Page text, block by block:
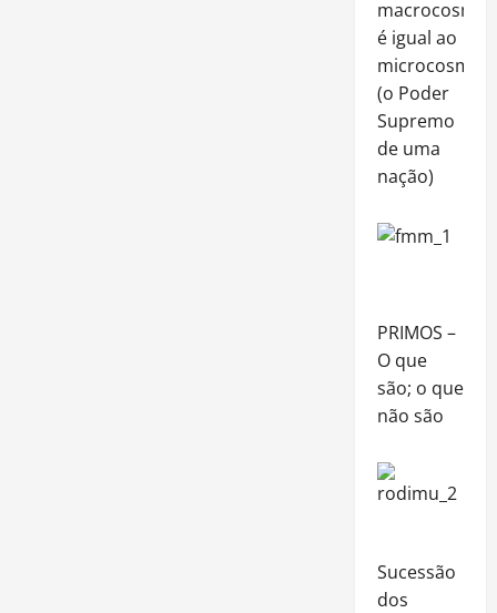
macrocosmo
é igual ao
microcosmo
(o Poder
Supremo
de uma
nação)
PRIMOS –
O que
são; o que
não são
Sucessão
dos